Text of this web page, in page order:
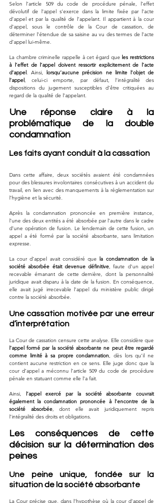
Selon l’article 509 du code de procédure pénale, l’effet
dévolutif de l’appel s’exerce dans la limite fixée par l’acte
d’appel et par la qualité de l’appelant. Il appartient à la cour
d’appel, sous le contrôle de la Cour de cassation, de
déterminer l’étendue de sa saisine au vu des termes de l’acte
d’appel lui-même.
La chambre criminelle rappelle à cet égard que les restrictions
à l’effet de l’appel doivent ressortir explicitement de l’acte
d’appel . Ainsi,
lorsqu’aucune précision ne limite l’objet de
l’appel , celui-ci emporte, par défaut, l’intégralité des
dispositions du jugement susceptibles d’être critiquées au
regard de la qualité de l’appelant.
Une réponse claire à la
problématique de la double
condamnation
Les faits ayant conduit à la cassation
Dans cette affaire, deux sociétés avaient été condamnées
pour des blessures involontaires consécutives à un accident du
travail, en lien avec des manquements à la réglementation sur
l’hygiène et la sécurité.
Après la condamnation prononcée en première instance,
l’une des deux entités a été absorbée par l’autre dans le cadre
d’une opération de fusion. Le lendemain de cette fusion, un
appel a été formé par la société absorbante, sans limitation
expresse.
La cour d’appel avait considéré que
la condamnation de la
société absorbée était devenue définitive, faute d’un appel
recevable émanant de cette dernière, dont la personnalité
juridique avait disparu à la date de la fusion. En conséquence,
elle avait jugé irrecevable l’appel du ministère public dirigé
contre la société absorbée.
Une cassation motivée par une erreur
d’interprétation
l’appel formé par la société absorbante ne peut être regardé
comme limité à sa propre condamnation, dès lors qu’il ne
contient aucune restriction en ce sens. Elle juge donc que la
cour d’appel a méconnu l’article 509 du code de procédure
pénale en statuant comme elle l’a fait.
Ainsi,
l’appel exercé par la société absorbante couvrait
également la condamnation prononcée à l’encontre de la
société absorbée, dont elle avait juridiquement repris
l’intégralité des droits et obligations.
Les conséquences de cette
décision sur la détermination des
peines
Une peine unique, fondée sur la
situation de la société absorbante
La Cour précise que, dans l’hypothèse où la cour d’appel de